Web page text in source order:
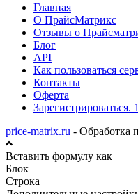
Главная
О ПрайсМатрикс
Отзывы о
Блог
API
Как пользоваться
Контакты
Оферта
Зарегистрироваться.
price-matrix.ru - Обработка
Вставить формулу как
Блок
Строка